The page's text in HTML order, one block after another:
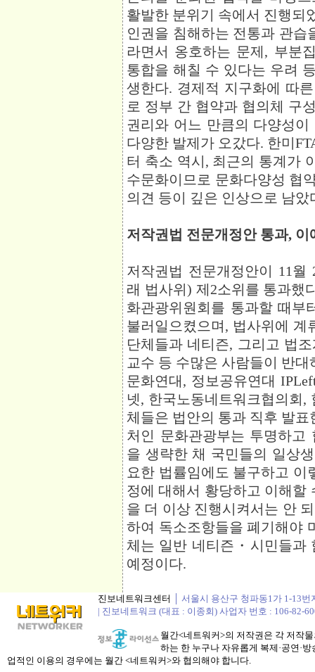
활발한 분위기 속에서 진행되
인권을 침해하는 전통과 관습
라면서 옹호하는 문제, 부분
통합을 해칠 수 있다는 우려
생한다. 경제적 지구화에 따
로 정부 간 협약과 협의체 구
권리와 어느 만큼의 다양성
다양한 발제가 오갔다. 한미
터 축소 역시, 최근의 통계가
수문화이므로 문화다양성 협
의견 등이 깊은 인상으로 남았
저작권법 전문개정안 통과,
저작권법 전문개정안이 11
래 법사위) 제2소위를 통과했
화관광위원회를 통과할 때
불러일으켰으며, 법사위에 계
단체들과 네티즌, 그리고 법
교수 등 수많은 사람들이 반대
문화연대, 정보공유연대
넷, 한국노동네트워크협의회,
체들은 법안의 통과 직후 발
처인 문화관광부는 투명하
을 생략한 채 국민들의 일상
요한 법률임에도 불구하고
정에 대해서 황당하고 이해할
을 더 이상 진행시켜서는 안
하여 독소조항들을 폐기해야
체는 일반 네티즌・시민들과
예정이다.
진보네트워크센터
│ 서울시 용산구 청파동1가 1-13
| 진보네트워크 (대표 : 이종회) 사업자 번호 : 106-82-
월간<네트워커>의 저작권은 각 저작
하는 한 누구나 자유롭게 복제·공연·
업적인 이용의 경우에는 월간 <네트워커>와 협의해야 합니다.